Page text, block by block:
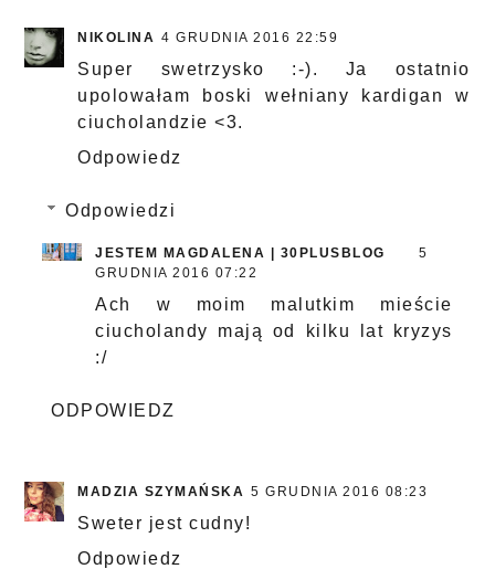
NIKOLINA 4 GRUDNIA 2016 22:59
Super swetrzysko :-). Ja ostatnio
upolowałam boski wełniany kardigan w
ciucholandzie <3.
Odpowiedz
Odpowiedzi
JESTEM MAGDALENA | 30PLUSBLOG
5
GRUDNIA 2016 07:22
Ach w moim malutkim mieście
ciucholandy mają od kilku lat kryzys
:/
ODPOWIEDZ
MADZIA SZYMAŃSKA 5 GRUDNIA 2016 08:23
Sweter jest cudny!
Odpowiedz